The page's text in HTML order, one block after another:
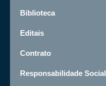
Biblioteca
Editais
Contrato
Responsabilidade Social